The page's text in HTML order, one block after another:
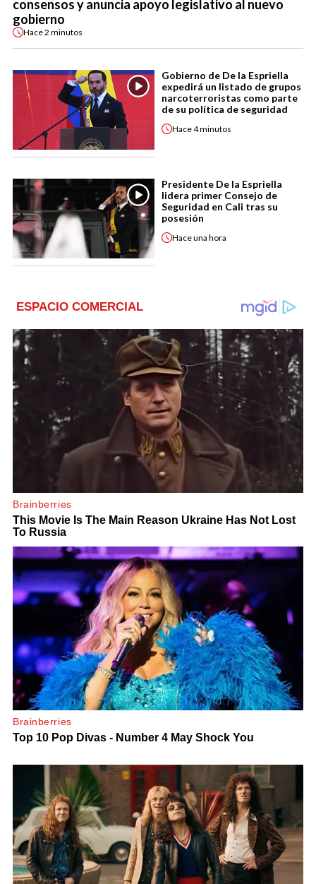
consensos y anuncia apoyo legislativo al nuevo
gobierno
Hace2 minutos
Gobierno de De la Espriella
expedirá un listado de grupos
narcoterroristas como parte
de su política de seguridad
Hace4 minutos
Presidente De la Espriella
lidera primer Consejo de
Seguridad en Cali tras su
posesión
Haceuna hora